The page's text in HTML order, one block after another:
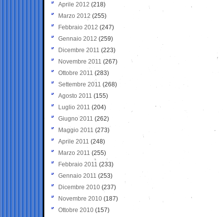
Aprile 2012 (218)
Marzo 2012 (255)
Febbraio 2012 (247)
Gennaio 2012 (259)
Dicembre 2011 (223)
Novembre 2011 (267)
Ottobre 2011 (283)
Settembre 2011 (268)
Agosto 2011 (155)
Luglio 2011 (204)
Giugno 2011 (262)
Maggio 2011 (273)
Aprile 2011 (248)
Marzo 2011 (255)
Febbraio 2011 (233)
Gennaio 2011 (253)
Dicembre 2010 (237)
Novembre 2010 (187)
Ottobre 2010 (157)